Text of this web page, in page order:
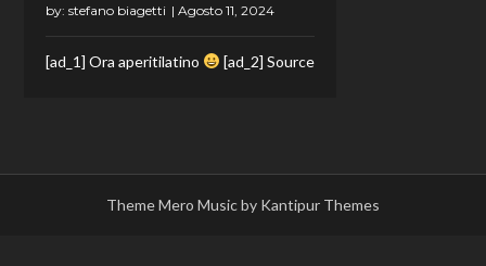
by:stefano biagetti
[ad_1] Ora aperitilatino [ad_2] Source
Theme Mero Music by Kantipur Themes